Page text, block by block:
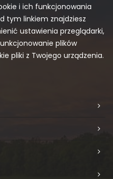
i ich funkcjonowania
tym linkiem znajdziesz
ustawienia przeglądarki,
plików
pliki z Twojego urządzenia.